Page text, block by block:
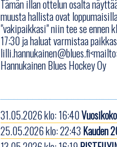
Tämän illan ottelun osalta
muusta hallista ovat
"vakipaikkasi" niin tee se ennen
17:30 ja haluat varmistaa
Hannukainen Blues Hockey Oy
31.05.2026 klo: 16:40
25.05.2026 klo: 22:43Kauden